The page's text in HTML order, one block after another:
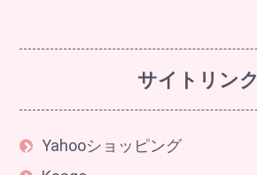
サイトリンク
Yahooショッピング